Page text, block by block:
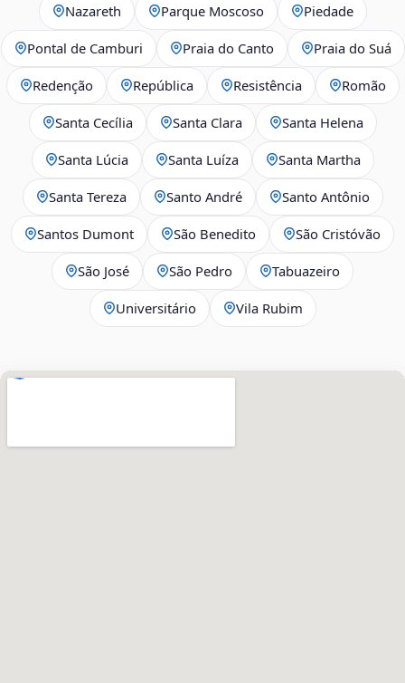
Nazareth Parque Moscoso Piedade
Pontal de Camburi Praia do Canto Praia do Suá
Redenção República Resistência Romão
Santa Cecília Santa Clara Santa Helena
Santa Lúcia Santa Luíza Santa Martha
Santa Tereza Santo André Santo Antônio
Santos Dumont São Benedito São Cristóvão
São José São Pedro Tabuazeiro
Universitário Vila Rubim